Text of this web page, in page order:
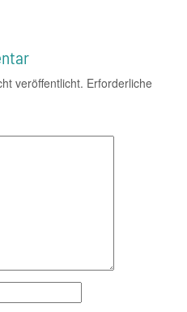
veröffentlicht. Erforderliche